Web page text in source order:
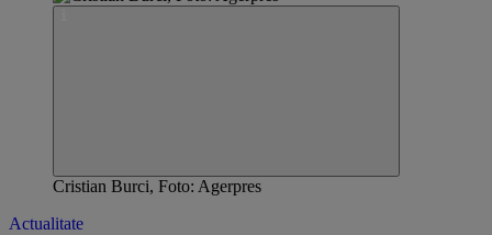
Cristian Burci, Foto: Agerpres
Actualitate